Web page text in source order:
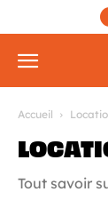
Accueil
Tout savoir